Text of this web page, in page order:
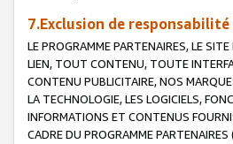
7.Exclusion de responsabilité
LE PROGRAMME PARTENAIRES, LE
LIEN, TOUT CONTENU, TOUTE
CONTENU PUBLICITAIRE, NOS
LA TECHNOLOGIE, LES LOGICIELS,
INFORMATIONS ET CONTENUS
CADRE DU PROGRAMME